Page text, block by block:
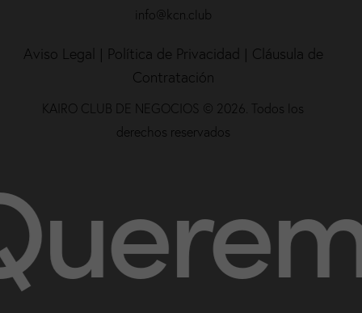
info@kcn.club
Aviso Legal | Política de Privacidad | Cláusula de
Contratación
KAIRO CLUB DE NEGOCIOS © 2026. Todos los
derechos reservados